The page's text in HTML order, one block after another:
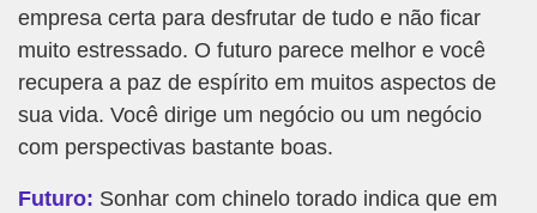
empresa certa para desfrutar de tudo e não ficar
muito estressado. O futuro parece melhor e você
recupera a paz de espírito em muitos aspectos de
sua vida. Você dirige um negócio ou um negócio
com perspectivas bastante boas.
Futuro: Sonhar com chinelo torado indica que em